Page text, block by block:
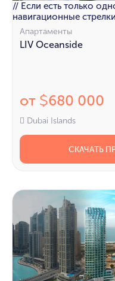
// Если есть только
навигационные
Апартаменты
LIV Oceanside
от $680 000
Dubai Islands
СКАЧАТЬ